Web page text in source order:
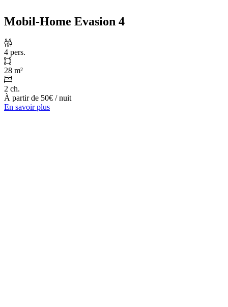
Mobil-Home Evasion 4
4 pers.
28 m²
2 ch.
À partir de 50€ / nuit
En savoir plus